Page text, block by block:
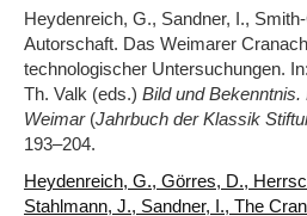
Heydenreich, G., Sandner, I.,
Autorschaft. Das Weimarer
technologischer Untersuchungen.
Th. Valk (eds.) Bild und
Weimar (Jahrbuch der Klassik
193‒204.
Heydenreich, G., Görres, D.,
Stahlmann, J., Sandner, I., The